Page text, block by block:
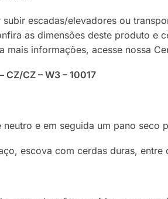
escadas/elevadores ou
as dimensões deste produto e
informações, acesse nossa
CZ – W3 – 10017
e em seguida um pano seco
escova com cerdas duras, entre